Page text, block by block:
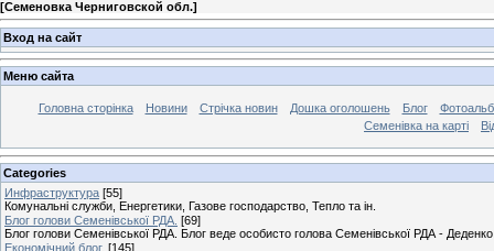
[Семеновка Черниговской обл.]
Вход на сайт
Меню сайта
Головна сторінка Новини Стрічка новин Дошка оголошень Блог
Семенівка на карті
Categories
Инфраструктура [55]
Комунальні служби, Енергетики, Газове господарство, Тепло та ін.
Блог голови Семенівської РДА. [69]
Блог голови Семенівської РДА. Блог веде особисто голова Семенівської РДА -
Економічний блог. [145]